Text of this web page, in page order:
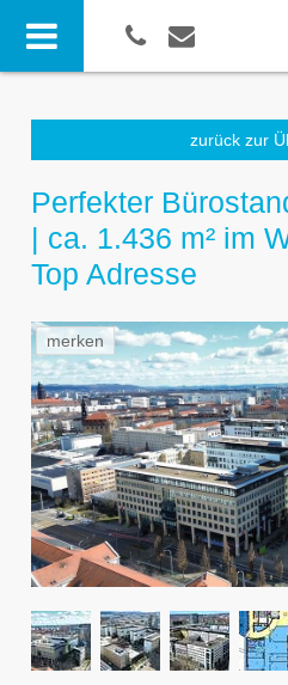
zurück zur
Perfekter
| ca. 1.436 m² im
Top Adresse
merken